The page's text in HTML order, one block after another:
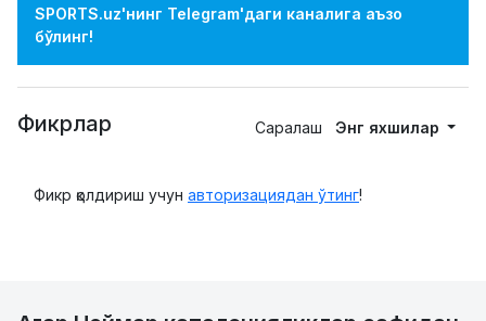
SPORTS.uz'нинг Telegram'даги каналига аъзо
бўлинг!
Фикрлар Саралаш Энг яхшилар
Фикр қолдириш учун авторизациядан ўтинг!